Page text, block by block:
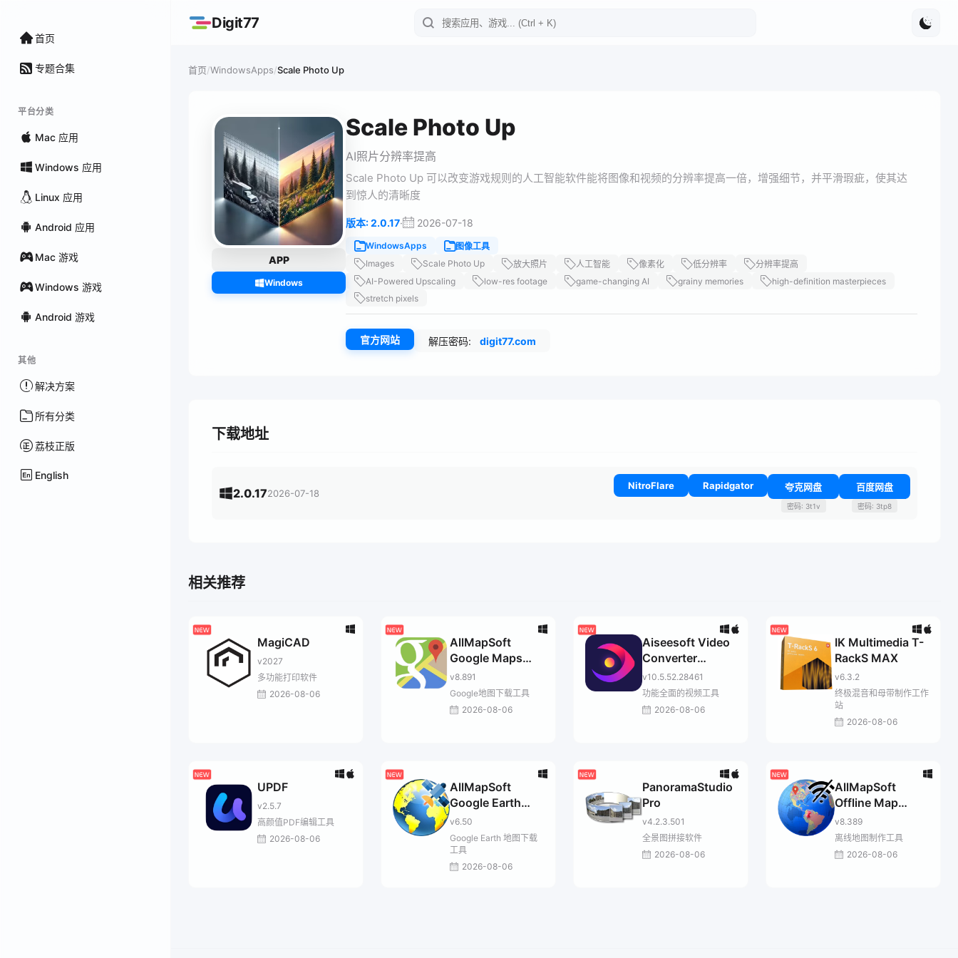
首页
专题合集
平台分类
Mac 应用
Windows 应用
Linux 应用
Android 应用
Mac 游戏
Windows 游戏
Android 游戏
其他
解决方案
所有分类
荔枝正版
English
Digit77
首页/WindowsApps/Scale Photo Up
APP
Windows
Scale Photo Up
AI照片分辨率提高
Scale Photo Up 可以改变游戏规则的人工智能软件能将图像和视频的分辨率提高一倍，增强细节，并平滑瑕疵，使其达
到惊人的清晰度
版本: 2.0.17· 2026-07-18
WindowsApps
图像工具
Images
Scale Photo Up 放大照片 人工智能 像素化 低分辨率
分辨率提高
AI-Powered Upscaling
low-res footage game-changing AI grainy memories
high-definition masterpieces
stretch pixels
官方网站 解压密码: digit77.com
下载地址
2.0.172026-07-18
NitroFlare Rapidgator 夸克网盘
密码: 3t1v
百度网盘
密码: 3tp8
相关推荐
MagiCAD
v2027
多功能打印软件
2026-08-06
AllMapSoft
Google Maps
Downloader
v8.891
Google地图下载工具
2026-08-06
Aiseesoft Video
Converter
Ultimate
v10.5.52.28461
功能全面的视频工具
2026-08-06
IK Multimedia T-
RackS MAX
v6.3.2
终极混音和母带制作工作
站
2026-08-06
UPDF
v2.5.7
高颜值PDF编辑工具
2026-08-06
AllMapSoft
Google Earth
Images
Downloader
v6.50
Google Earth 地图下载
工具
2026-08-06
PanoramaStudio
Pro
v4.2.3.501
全景图拼接软件
2026-08-06
AllMapSoft
Offline Map
Maker
v8.389
离线地图制作工具
2026-08-06